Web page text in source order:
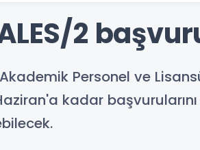
2
Personel ve
kadar